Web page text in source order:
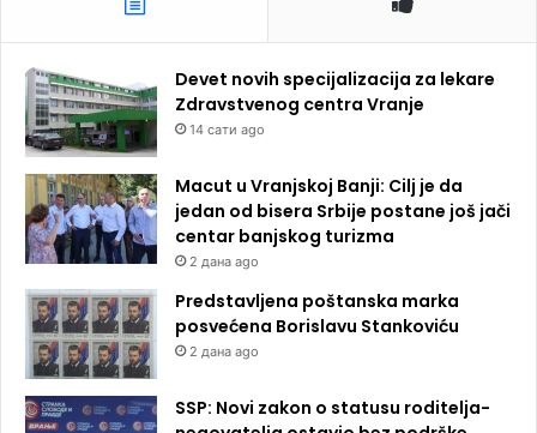
Devet novih specijalizacija za lekare
Zdravstvenog centra Vranje
14 сати ago
Macut u Vranjskoj Banji: Cilj je da
jedan od bisera Srbije postane još jači
centar banjskog turizma
2 дана ago
Predstavljena poštanska marka
posvećena Borislavu Stankoviću
2 дана ago
SSP: Novi zakon o statusu roditelja-